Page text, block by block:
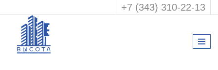
+7 (343) 310-22-13